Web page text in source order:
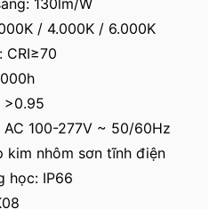
130lm/W
/ 4.000K / 6.000K
CRI≥70
>0.95
100-277V ~ 50/60Hz
kim nhôm sơn tĩnh điện
học: IP66